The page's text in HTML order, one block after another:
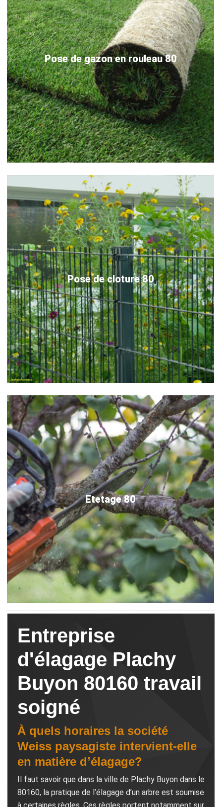
Pose de gazon en rouleau 80
Pose de cloture 80
Etetage 80
Entreprise
d'élagage Plachy
Buyon 80160 travail
soigné
À quels horaires la société
Weiss paysagiste intervient-elle
en matière d’élagage?
Il faut savoir que dans la ville de Plachy Buyon dans le
80160, la pratique de l’élagage d’un arbre est soumise